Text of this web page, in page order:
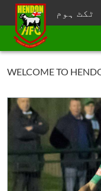
ٹکٹ ہوم
WELCOME TO